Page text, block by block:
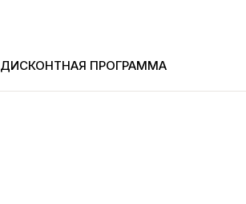
ДИСКОНТНАЯ ПРОГРАММА